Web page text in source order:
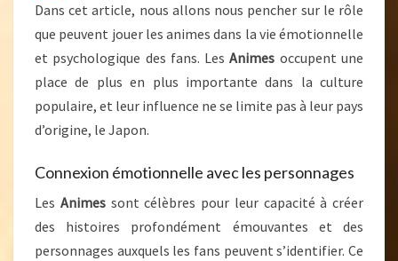
Dans cet article, nous allons nous pencher sur le rôle
que peuvent jouer les animes dans la vie émotionnelle
et psychologique des fans. LesAnimes occupent une
place de plus en plus importante dans la culture
populaire, et leur influence ne se limite pas à leur pays
d’origine, le Japon.
Connexion émotionnelle avec les personnages
Les Animessont célèbres pour leur capacité à créer
des histoires profondément émouvantes et des
personnages auxquels les fans peuvent s’identifier. Ce